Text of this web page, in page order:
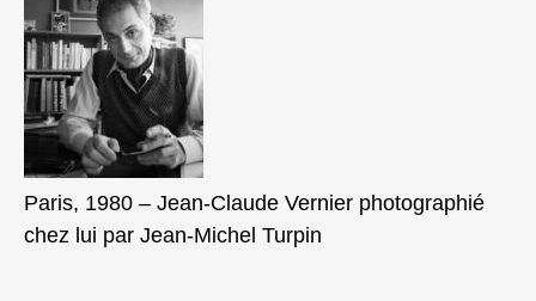
Paris, 1980 – Jean-Claude Vernier photographié
chez lui par Jean-Michel Turpin